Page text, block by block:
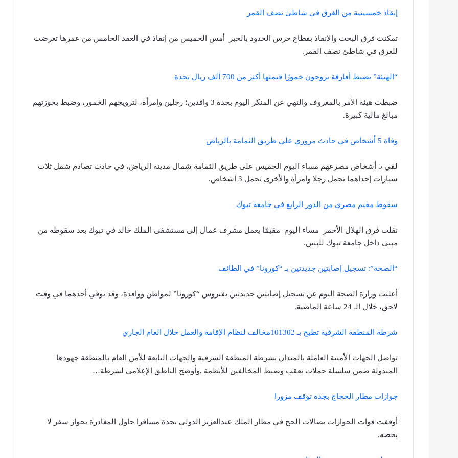
إنقاذ خمسينية من الغرق في شاطئ نصف القمر
تمكنت فرق البحث والإنقاذ بقطاع حرس الحدود بالخبر أمس الخميس من إنقاذ في العقد الخامس من عمرها تعرضت
للغرق في شاطئ نصف القمر.
“الهيئة” تضبط أفارقة يروجون خمورًا قيمتها أكثر من 700 ألف ريال بجدة
ضبطت هيئة الأمر بالمعروف والنهي عن المنكر اليوم بجدة 3 وافدين؛ رجلين وامرأة، لترويجهم الخمور، وضبط بحوزتهم
مبالغ مالية كبيرة.
وفاة 5 أشخاص في حادث مروري على طريق الثمامة بالرياض
لقي 5 أشخاص مصرعهم مساء اليوم الخميس على طريق الثمامة شمال مدينة الرياض، في حادث تصادم شمل ثلاث
سيارات إحداهما تحمل رجلا وامرأة والأخرى تحمل 3 أشخاص.
سقوط مقيم مصري من الدور الرابع في جامعة تبوك
نقلت فرق الهلال الأحمر ‏ مساء اليوم ‏ مقيمًا يعمل مشرف عمال إلى مستشفى الملك خالد في تبوك بعد سقوطه من
مبنى داخل جامعة تبوك للبنين.
“الصحة”: تسجيل إصابتين جديدتين بـ “كورونا” في الطائف
أعلنت وزارة الصحة اليوم عن تسجيل إصابتين جديدتين بفيروس “كورونا” لمواطن ووافدة، وقد توفي أحدهما في وقت
لاحق، خلال الـ 24 ساعة الماضية.
شرطة المنطقة الشرقية تطيح بـ 101302مخالف لنظام الإقامة والعمل خلال العام الجاري
تواصل الجهات الأمنية العاملة بالميدان بشرطة المنطقة الشرقية والجهات التابعة للأمن العام بالمنطقة جهودها
المبذولة ضمن سلسلة حملات تعقب وضبط المخالفين للأنظمة .وأوضح الناطق الإعلامي لشرطة…
جوازات مطار الحجاج بجدة توقف مزورا
أوقفت قوات الجوازات بصالات الحج في مطار الملك عبدالعزيز الدولي بجدة مسافرا حاول المغادرة بجواز سفر لا
يخصه.